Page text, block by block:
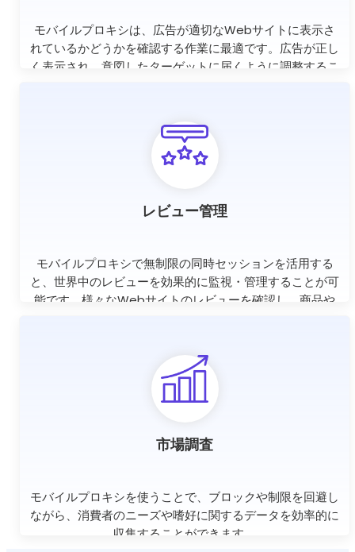
モバイルプロキシは、広告が適切なWebサイトに表示さ
れているかどうかを確認する作業に最適です。広告が正し
く表示され、意図したターゲットに届くように調整するこ
レビュー管理
モバイルプロキシで無制限の同時セッションを活用する
と、世界中のレビューを効果的に監視・管理することが可
能です。様々なWebサイトのレビューを確認し、商品や
市場調査
モバイルプロキシを使うことで、ブロックや制限を回避し
ながら、消費者のニーズや嗜好に関するデータを効率的に
収集することができます。